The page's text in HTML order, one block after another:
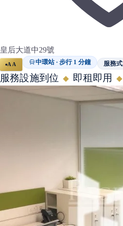
皇后大道中29號
AA 中環站 · 步行 1 分鐘 服務式
服務設施到位 ◆ 即租即用 ◆